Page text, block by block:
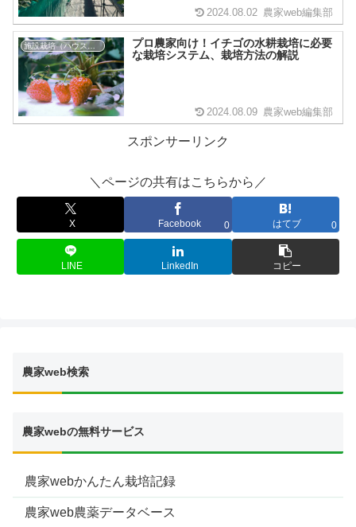
2024.08.02 農家web編集部
施設栽培（ハウス栽培）
プロ農家向け！イチゴの水耕栽培に必要
な栽培システム、栽培方法の解説
2024.08.09 農家web編集部
スポンサーリンク
＼ページの共有はこちらから／
X Facebook 0 はてブ 0
LINE LinkedIn コピー
農家web検索
農家webの無料サービス
農家webかんたん栽培記録
農家web農薬データベース